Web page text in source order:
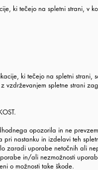
ki tečejo na spletni strani, v
ki tečejo na spletni strani,
vzdrževanjem spletne strani
opozorila in ne
nastanku in izdelavi teh
zaradi uporabe netočnih ali
in/ali nezmožnosti
o možnosti take škode.